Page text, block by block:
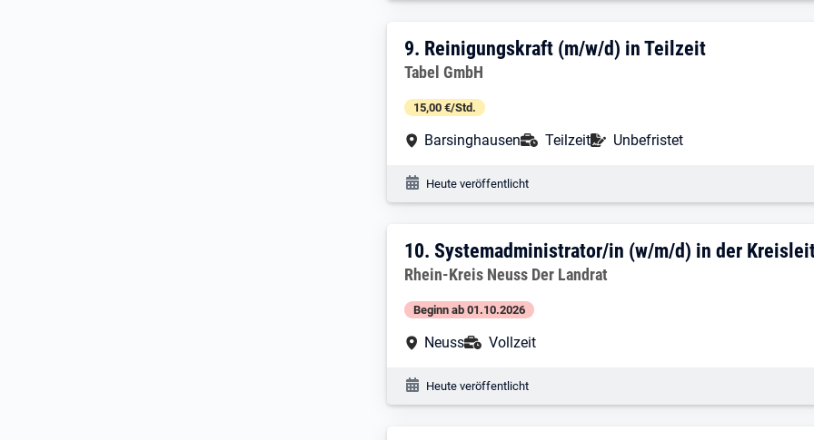
9. Ergebnis: Reinigungskraft (m/w/d) in
9. Reinigungskraft (m/w/d) in Teilzeit
Arbeitgeber:
Tabel GmbH
15,00 €/Std.
Arbeitsort:
Barsinghausen Anstellungsart:
Teilzeit Befristung:
Unbefristet
Veröffentlichungsdatum:
Heute veröffentlicht
10. Ergebnis: Systemadministrator/in
10.Systemadministrator/in (w/m/d) in der
Arbeitgeber:
Rhein-Kreis Neuss Der Landrat
Beginn ab 01.10.2026
Arbeitsort:
Neuss Anstellungsart:
Vollzeit
Veröffentlichungsdatum:
Heute veröffentlicht